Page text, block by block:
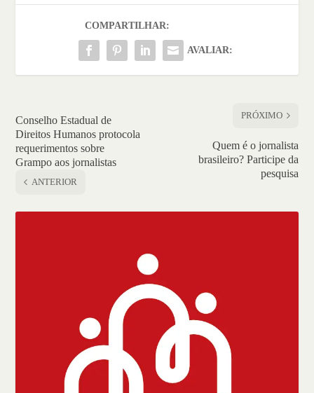
COMPARTILHAR:
AVALIAR:
Conselho Estadual de
Direitos Humanos protocola
requerimentos sobre
Grampo aos jornalistas
ANTERIOR
PRÓXIMO
Quem é o jornalista
brasileiro? Participe da
pesquisa